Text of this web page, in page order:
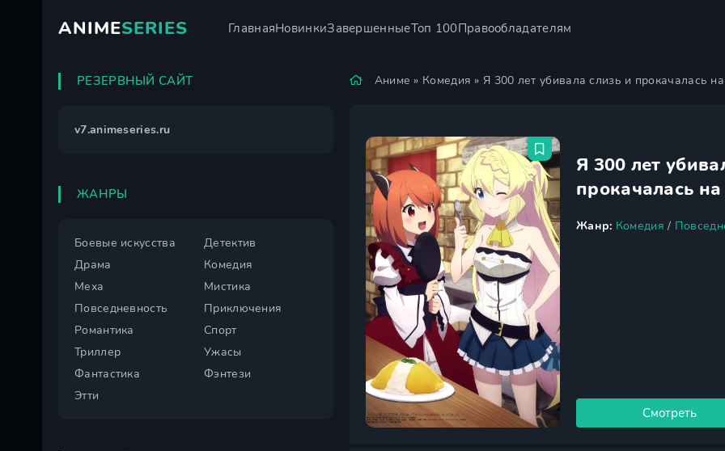
ANIMESERIES ГлавнаяНовинкиЗавершенныеТоп 100Правообладателям
Аниме » Комедия » Я 300 лет убивала слизь и прокачалась
Я 300 лет
прокачалась
Жанр: Комедия /
Смотреть
РЕЗЕРВНЫЙ САЙТ
v7.animeseries.ru
ЖАНРЫ
Боевые искусства
Детектив
Драма
Комедия
Меха
Мистика
Повседневность
Приключения
Романтика
Спорт
Триллер
Ужасы
Фантастика
Фэнтези
Этти